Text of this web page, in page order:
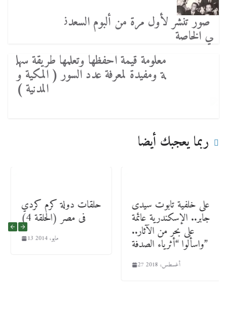
صور تنشر لأول مرة من ألبوم السعدن
ي الخاصة
معلومة قيمة احفظها وتعلمها طريقة سهل
ة ومفيدة لمعرفة عدد السور ( المكية و
المدنية )
ربما يعجبك أيضا
حلقات دولة كرم كردي
فى مصر (الحلقة 4)
13 مايو، 2014
على خلفية تابوت سيدى
جابر.. الإسكندرية عائمة
على بحر من الآثار..
واسألوا “أثرياء الصدفة”
27 أغسطس، 2018